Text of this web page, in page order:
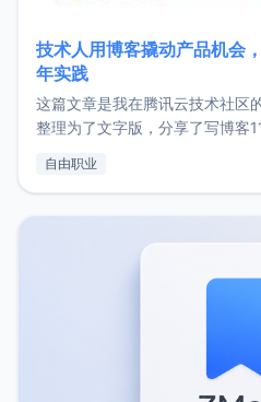
技术人用博客撬动产品机会
年实践
这篇文章是我在腾讯云技术社区
整理为了文字版，分享了写博客
了我的首个产品ImgURL的真实
自由职业